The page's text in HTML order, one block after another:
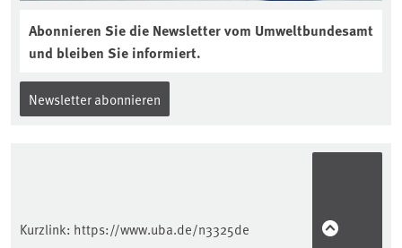
Abonnieren Sie die Newsletter vom Umweltbundesamt
und bleiben Sie informiert.
Newsletter abonnieren
Kurzlink: https://www.uba.de/n3325de